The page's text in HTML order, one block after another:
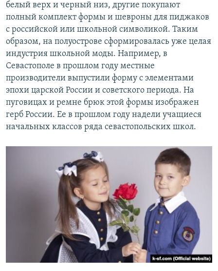
белый верх и черный низ, другие покупают
полный комплект формы и шевроны для пиджаков
с российской или школьной символикой. Таким
образом, на полуострове сформировалась уже целая
индустрия школьной моды. Например, в
Севастополе в прошлом году местные
производители выпустили форму с элементами
эпохи царской России и советского периода. На
пуговицах и ремне брюк этой формы изображен
герб России. Ее в прошлом году надели учащиеся
начальных классов ряда севастопольских школ.